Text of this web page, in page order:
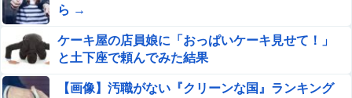
ら →
ケーキ屋の店員娘に「おっぱいケーキ見せて！」
と土下座で頼んでみた結果
【画像】汚職がない『クリーンな国』ランキング